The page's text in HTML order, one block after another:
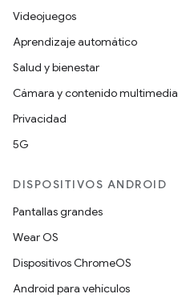
Videojuegos
Aprendizaje automático
Salud y bienestar
Cámara y contenido multimedia
Privacidad
5G
DISPOSITIVOS ANDROID
Pantallas grandes
Wear OS
Dispositivos ChromeOS
Android para vehículos